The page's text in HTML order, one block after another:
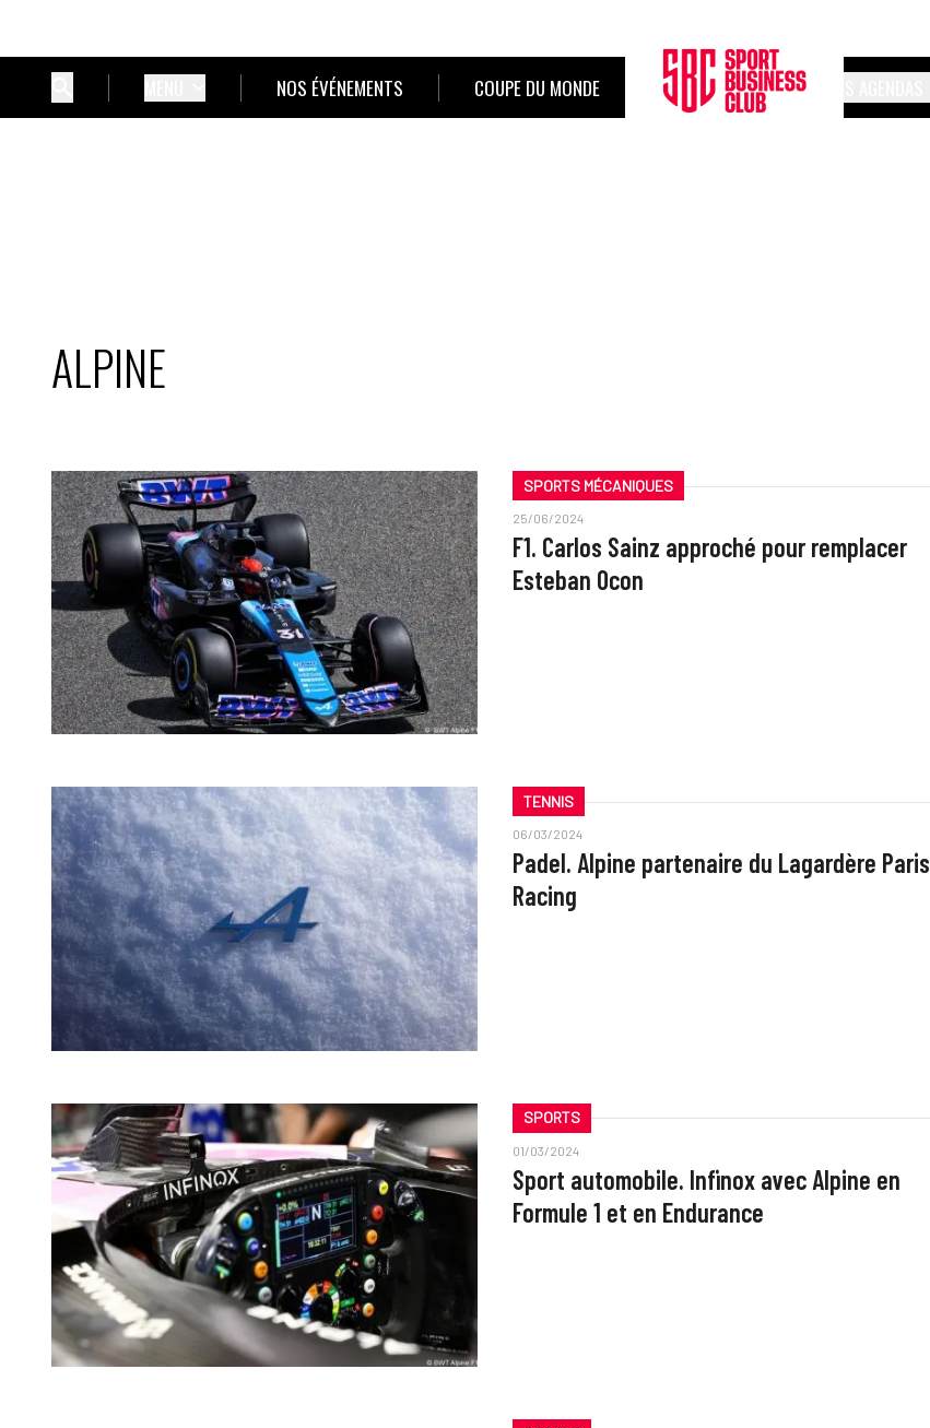
NOS ÉVÉNEMENTS COUPE DU MONDE
ALPINE
SPORTS MÉCANIQUES
25/06/2024
F1. Carlos Sainz approché pour remplacer
Esteban Ocon
TENNIS
06/03/2024
Padel. Alpine partenaire du Lagardère Paris
Racing
SPORTS
01/03/2024
Sport automobile. Infinox avec Alpine en
Formule 1 et en Endurance